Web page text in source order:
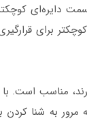
دایره‌ای
برای
مناسب است. با
به شنا کردن